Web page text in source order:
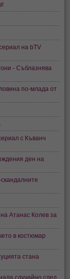
на bTV
- Съблазнява
по-млада от
с Къванч
ден на
Атанас Колев за
в костюмар
стана
случайно след